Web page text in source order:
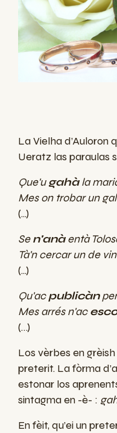
La Vielha d’Auloron
Ueratz las paraulas
Que'ugahà la
Mes on trobar un
(...)
Sen'anà entà
Tà'n cercar un de
(...)
Qu'acpublicàn
Mes arrés n'ac
(…)
Los vèrbes en
preterit. La fòrma
estonar los
sintagma en -è- :
En fèit, qu’ei un